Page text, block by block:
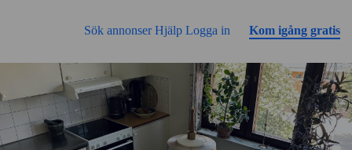
Sök annonserHjälp Logga in Kom igång gratis